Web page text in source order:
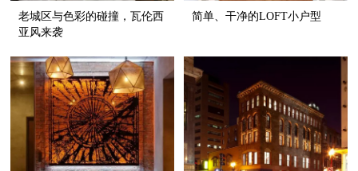
老城区与色彩的碰撞，瓦伦西
亚风来袭
简单、干净的LOFT小户型